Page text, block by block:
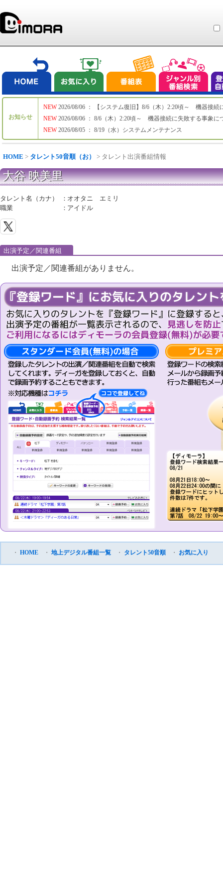
お知らせ
NEW
NEW
NEW
2026/08/06 ： 【システム復旧】8/6（木）2:20頃～ 機器接続
2026/08/06 ： 8/6（木）2:20頃～ 機器接続に失敗する事象に
2026/08/05 ： 8/19（水）システムメンテナンス
HOME > タレント50音順（お） > タレント出演番組情報
大谷 映美里
タレント名（カナ） ： オオタニ エミリ
職業
： アイドル
出演予定／関連番組
出演予定／関連番組がありません。
・ HOME ・ 地上デジタル番組一覧 ・ タレント50音順 ・ お気に入り